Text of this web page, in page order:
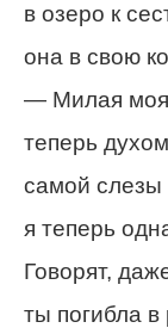
в озеро к
она в свою
— Милая моя
теперь
самой
я теперь
Говорят,
ты погибла